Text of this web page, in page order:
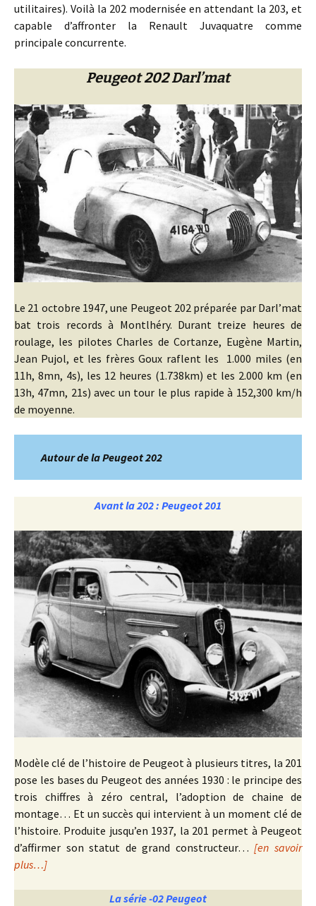
utilitaires). Voilà la 202 modernisée en attendant la 203, et
capable d’affronter la Renault Juvaquatre comme
principale concurrente.
Peugeot 202 Darl’mat
Le 21 octobre 1947, une Peugeot 202 préparée par Darl’mat
bat trois records à Montlhéry. Durant treize heures de
roulage, les pilotes Charles de Cortanze, Eugène Martin,
Jean Pujol, et les frères Goux raflent les 1.000 miles (en
11h, 8mn, 4s), les 12 heures (1.738km) et les 2.000 km (en
13h, 47mn, 21s) avec un tour le plus rapide à 152,300 km/h
de moyenne.
Autour de la Peugeot 202
Avant la 202 : Peugeot 201
Modèle clé de l’histoire de Peugeot à plusieurs titres, la 201
pose les bases du Peugeot des années 1930 : le principe des
trois chiffres à zéro central, l’adoption de chaine de
montage… Et un succès qui intervient à un moment clé de
l’histoire. Produite jusqu’en 1937, la 201 permet à Peugeot
d’affirmer son statut de grand constructeur… [en savoir
plus…]
La série -02 Peugeot